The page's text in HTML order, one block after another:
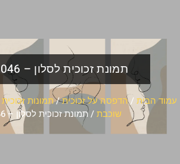
תמונת זכוכית לסלון – SEA-046
עמוד הבית /הדפסה על זכוכית/תמונות זכוכית
שוכבת/ תמונת זכוכית לסלון – SEA-046